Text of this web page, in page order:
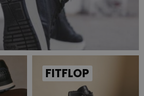
FITFLOP